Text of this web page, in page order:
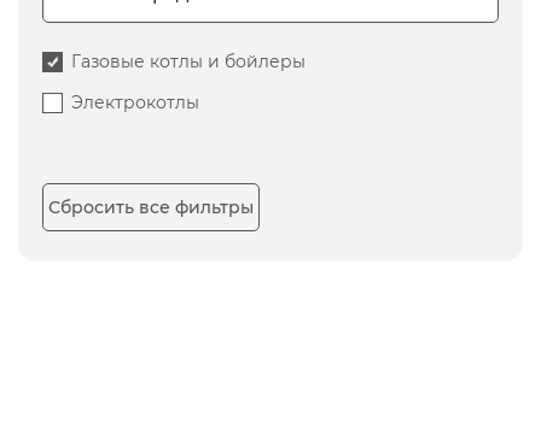
Газовые котлы и бойлеры
Электрокотлы
Сбросить все фильтры